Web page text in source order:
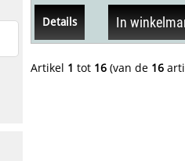
volautomatische
LED's in het...
Details In
Artikel 1 tot 16 (van de 16